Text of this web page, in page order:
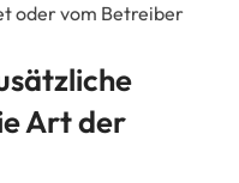
oder vom Betreiber
Art der